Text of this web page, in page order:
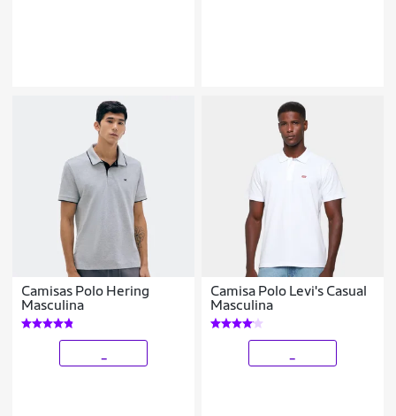
Camisas Polo Hering
Masculina
Camisa Polo Levi's Casual
Masculina